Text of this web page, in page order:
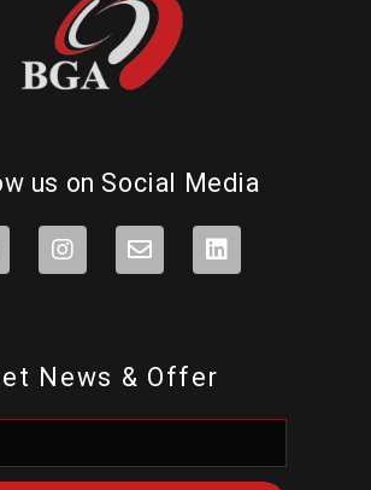
us on Social Media
News & Offer